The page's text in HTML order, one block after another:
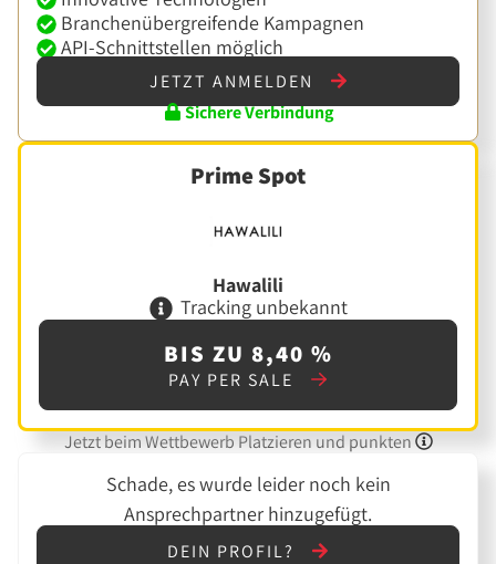
Branchenübergreifende Kampagnen
API-Schnittstellen möglich
JETZT ANMELDEN
Sichere Verbindung
Prime Spot
Hawalili
Tracking unbekannt
BIS ZU 8,40 %
PAY PER SALE
Jetzt beim Wettbewerb Platzieren und punkten
Schade, es wurde leider noch kein
Ansprechpartner hinzugefügt.
DEIN PROFIL?